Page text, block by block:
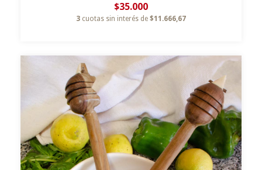
$35.000
3 cuotas sin interés de $11.666,67